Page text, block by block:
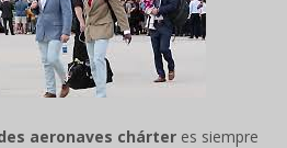
aeronaves chárteres siempre